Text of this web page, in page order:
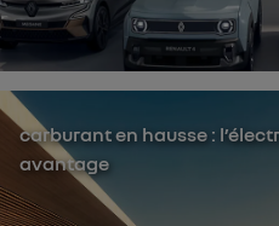
carburant en hausse :
avantage